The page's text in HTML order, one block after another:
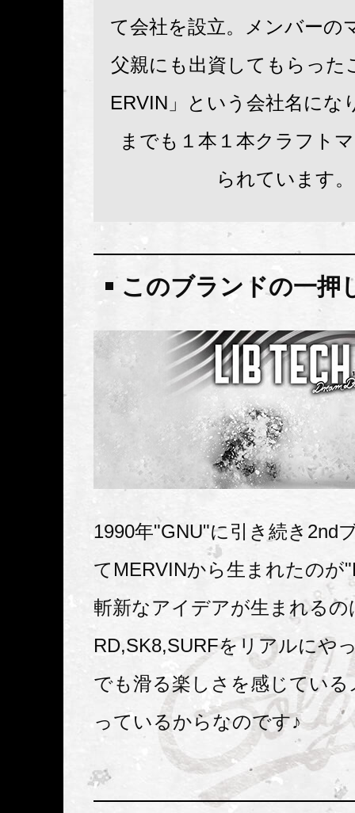
て会社を設立。メンバーの
父親にも出資してもらった
ERVIN」という会社名にな
までも１本１本クラフト
られています。
このブランドの一押
1990年"GNU"に引き続き2nd
てMERVINから生まれたのが
斬新なアイデアが生まれるの
RD,SK8,SURFをリアルにや
でも滑る楽しさを感じてい
っているからなのです♪